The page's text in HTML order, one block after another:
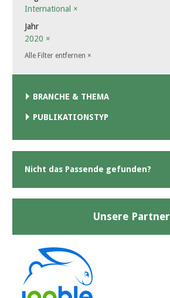
International ×
Jahr
2020 ×
Alle Filter entfernen ×
BRANCHE & THEMA
PUBLIKATIONSTYP
Nicht das Passende gefunden?
Unsere Partner